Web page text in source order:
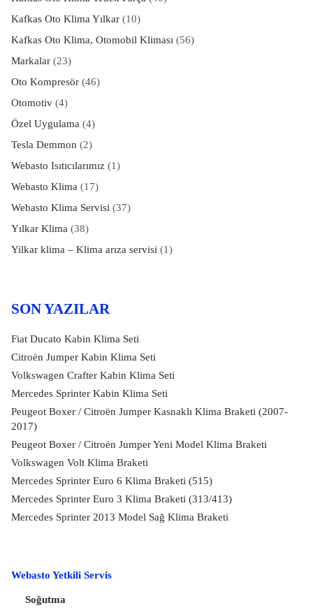
Kafkas Oto Klima Yılkar(10)
Kafkas Oto Klima, Otomobil Kliması(56)
Markalar(23)
Oto Kompresör(46)
Otomotiv(4)
Özel Uygulama(4)
Tesla Demmon (2)
Webasto Isıtıcılarımız(1)
Webasto Klima(17)
Webasto Klima Servisi(37)
Yılkar Klima(38)
Yilkar klima – Klima arıza servisi(1)
SON YAZILAR
Fiat Ducato Kabin Klima Seti
Citroën Jumper Kabin Klima Seti
Volkswagen Crafter Kabin Klima Seti
Mercedes Sprinter Kabin Klima Seti
Peugeot Boxer / Citroën Jumper Kasnaklı Klima Braketi (2007-
2017)
Peugeot Boxer / Citroën Jumper Yeni Model Klima Braketi
Volkswagen Volt Klima Braketi
Mercedes Sprinter Euro 6 Klima Braketi (515)
Mercedes Sprinter Euro 3 Klima Braketi (313/413)
Mercedes Sprinter 2013 Model Sağ Klima Braketi
Webasto Yetkili Servis
Soğutma